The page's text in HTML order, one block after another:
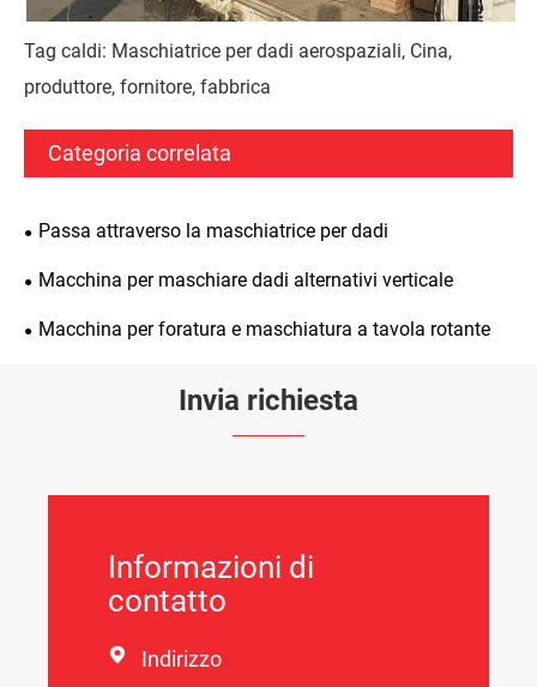
Tag caldi: Maschiatrice per dadi aerospaziali, Cina,
produttore, fornitore, fabbrica
Categoria correlata
Passa attraverso la maschiatrice per dadi
Macchina per maschiare dadi alternativi verticale
Macchina per foratura e maschiatura a tavola rotante
Invia richiesta
Informazioni di
contatto
 Indirizzo